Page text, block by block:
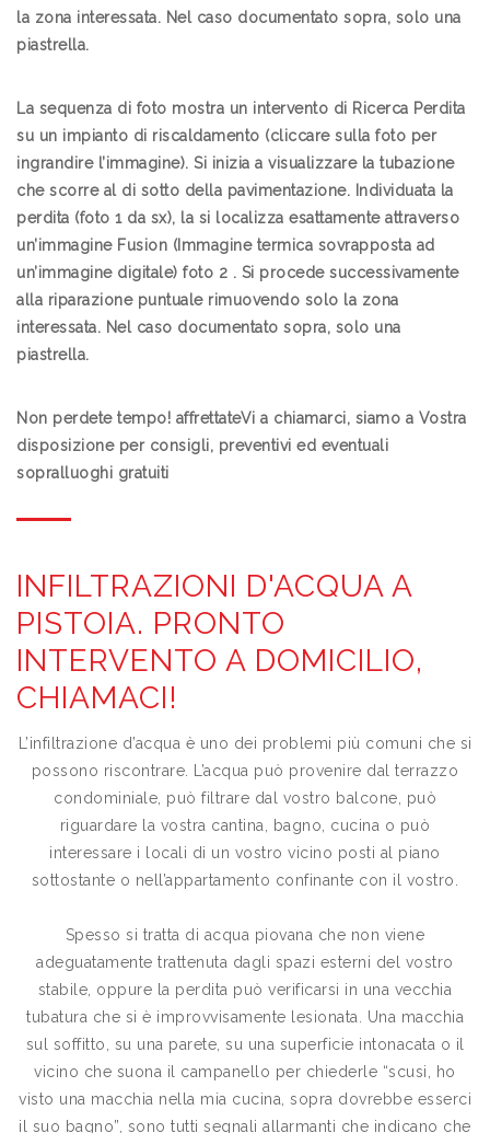
la zona interessata. Nel caso documentato sopra, solo una
piastrella.
La sequenza di foto mostra un intervento di Ricerca Perdita
su un impianto di riscaldamento (cliccare sulla foto per
ingrandire l’immagine). Si inizia a visualizzare la tubazione
che scorre al di sotto della pavimentazione. Individuata la
perdita (foto 1 da sx), la si localizza esattamente attraverso
un’immagine Fusion (Immagine termica sovrapposta ad
un’immagine digitale) foto 2 . Si procede successivamente
alla riparazione puntuale rimuovendo solo la zona
interessata. Nel caso documentato sopra, solo una
piastrella.
Non perdete tempo! affrettateVi a chiamarci, siamo a Vostra
disposizione per consigli, preventivi ed eventuali
sopralluoghi gratuiti
INFILTRAZIONI D'ACQUA A
PISTOIA. PRONTO
INTERVENTO A DOMICILIO,
CHIAMACI!
L’infiltrazione d’acqua è uno dei problemi più comuni che si
possono riscontrare. L’acqua può provenire dal terrazzo
condominiale, può filtrare dal vostro balcone, può
riguardare la vostra cantina, bagno, cucina o può
interessare i locali di un vostro vicino posti al piano
sottostante o nell’appartamento confinante con il vostro.
Spesso si tratta di acqua piovana che non viene
adeguatamente trattenuta dagli spazi esterni del vostro
stabile, oppure la perdita può verificarsi in una vecchia
tubatura che si è improvvisamente lesionata. Una macchia
sul soffitto, su una parete, su una superficie intonacata o il
vicino che suona il campanello per chiederle “scusi, ho
visto una macchia nella mia cucina, sopra dovrebbe esserci
il suo bagno”, sono tutti segnali allarmanti che indicano che